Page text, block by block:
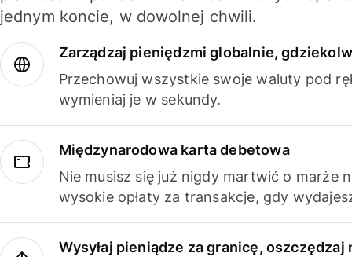
jednym koncie, w dowolnej chwili.
Zarządzaj pieniędzmi globalnie,
Przechowuj wszystkie swoje waluty pod
wymieniaj je w sekundy.
Międzynarodowa karta debetowa
Nie musisz się już nigdy martwić o marże
wysokie opłaty za transakcje, gdy
Wysyłaj pieniądze za granicę, oszczędzaj